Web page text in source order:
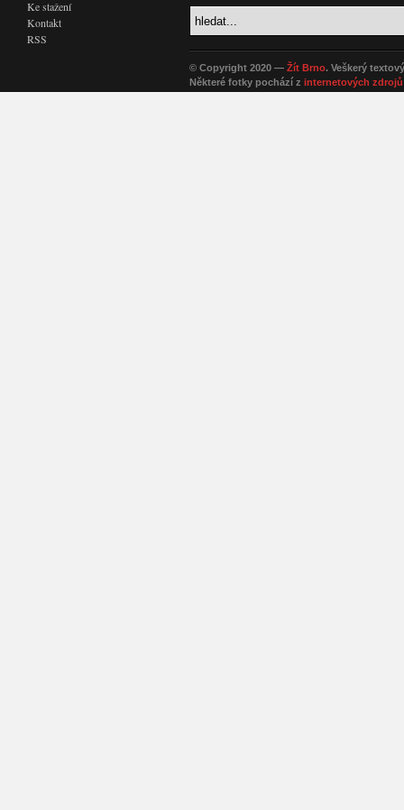
Ke stažení
Kontakt
RSS
© Copyright 2020 — Žít Brno. Veškerý
Některé fotky pochází z internetových